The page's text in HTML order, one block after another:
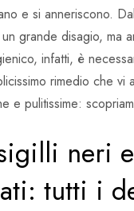
e si anneriscono.
grande disagio, ma
infatti, è
rimedio che vi
e pulitissime:
neri e
tutti i